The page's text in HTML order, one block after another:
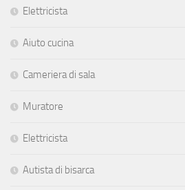
Elettricista
Aiuto cucina
Cameriera di sala
Muratore
Elettricista
Autista di bisarca